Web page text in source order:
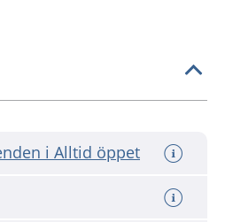
i Alltid öppet